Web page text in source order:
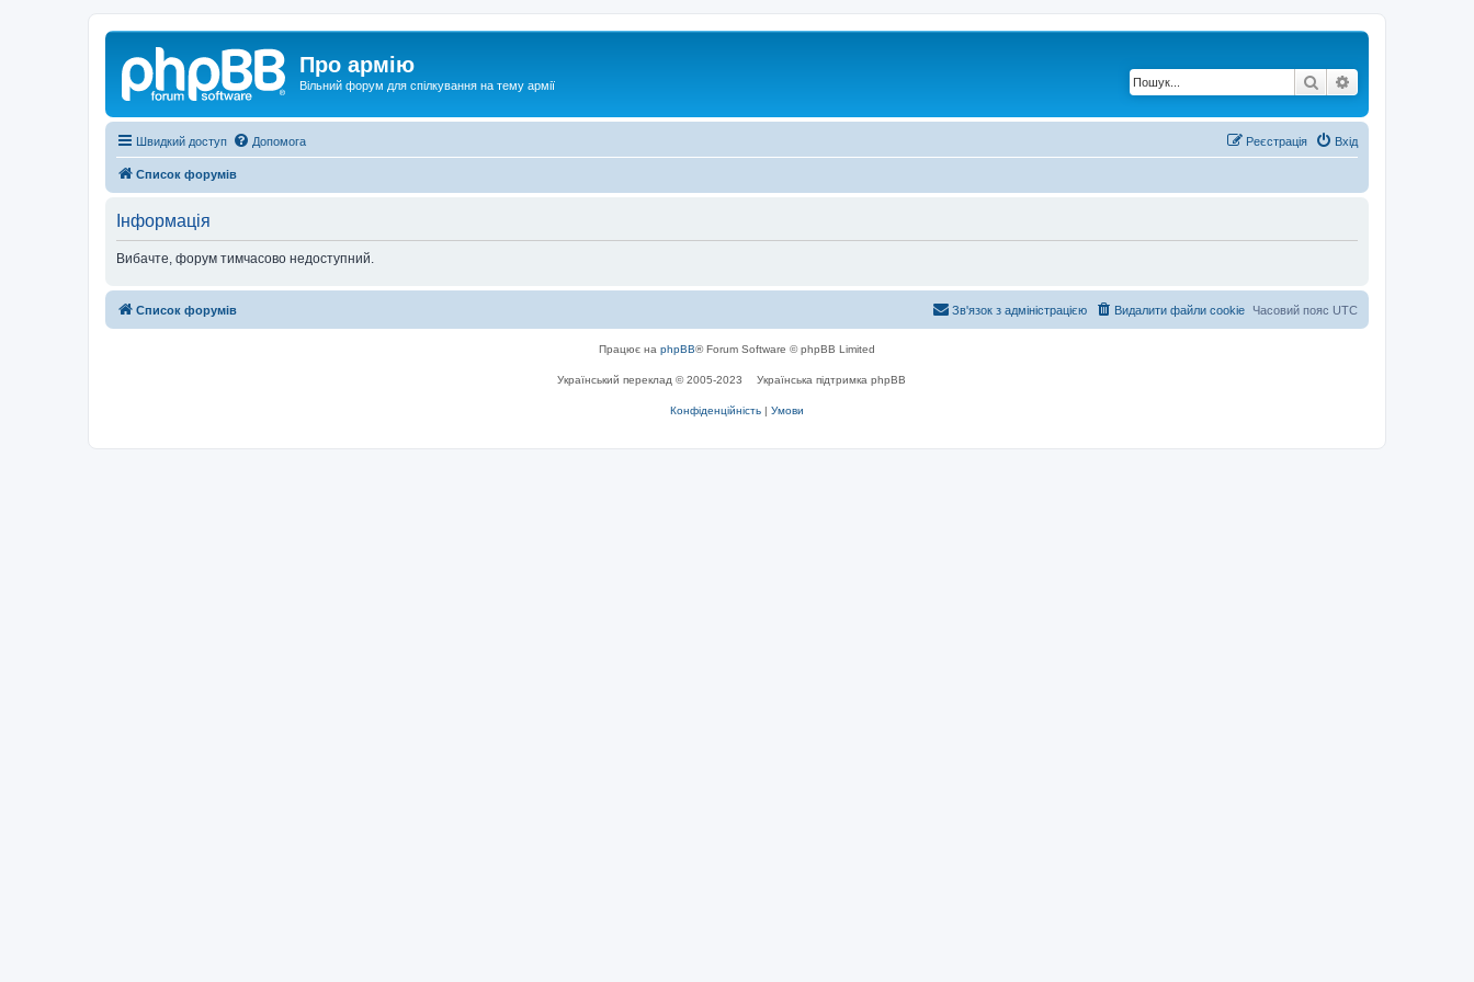
Про армію
Вільний форум для спілкування на тему армії Пошук
Швидкий доступ Допомога Вхід
Реєстрація
Список форумів
Інформація
Вибачте, форум тимчасово недоступний.
Список форумів Часовий пояс UTC
Видалити файли cookie
Зв'язок з адміністрацією
Працює на phpBB® Forum Software © phpBB Limited
Український переклад © 2005-2023 Українська підтримка phpBB
Конфіденційність | Умови